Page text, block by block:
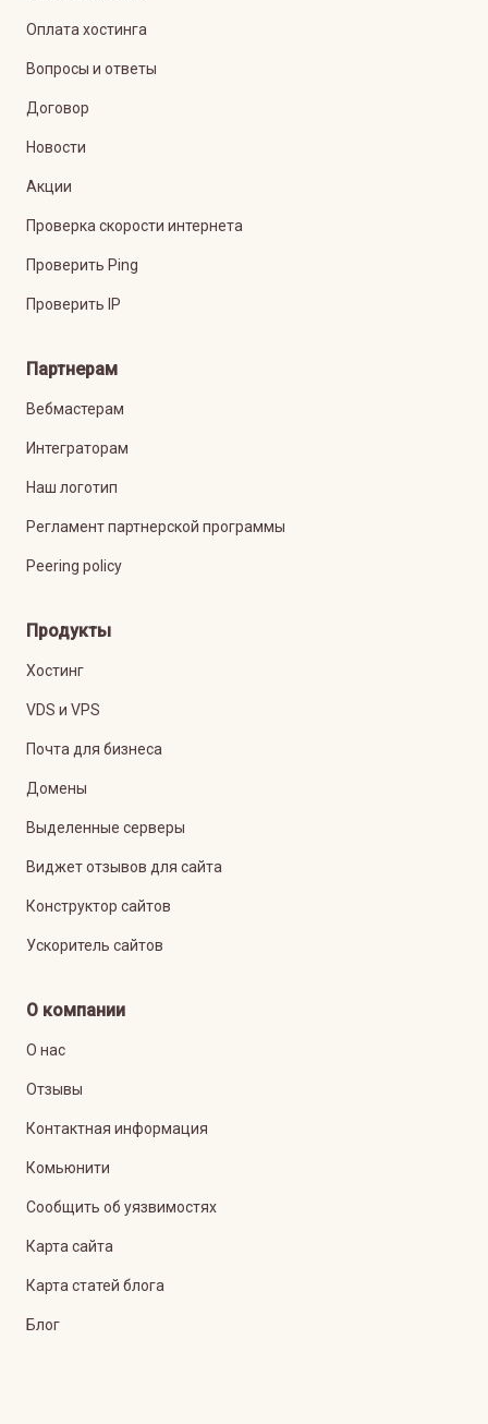
Оплата хостинга
Вопросы и ответы
Договор
Новости
Акции
Проверка скорости интернета
Проверить Ping
Проверить IP
Партнерам
Вебмастерам
Интеграторам
Наш логотип
Регламент партнерской программы
Peering policy
Продукты
Хостинг
VDS и VPS
Почта для бизнеса
Домены
Выделенные серверы
Виджет отзывов для сайта
Конструктор сайтов
Ускоритель сайтов
О компании
О нас
Отзывы
Контактная информация
Комьюнити
Сообщить об уязвимостях
Карта сайта
Карта статей блога
Блог